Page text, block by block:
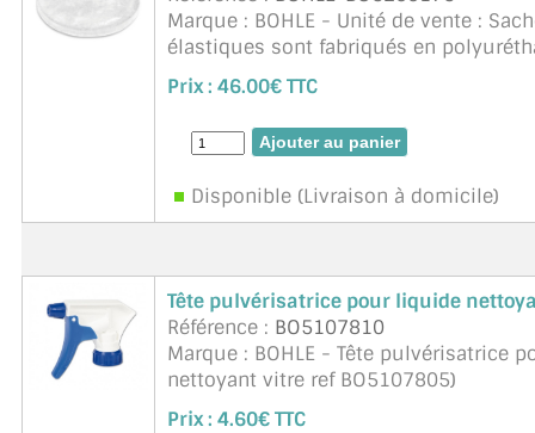
Marque : BOHLE - Unité de vente :
élastiques sont fabriqués en
stabilisateurs UV de haute qualité, av
Prix : 46.00€ TTC
Disponible (Livraison à domicile)
Tête pulvérisatrice pour liquide
Référence : BO5107810
Marque : BOHLE - Tête pulvérisatrice
nettoyant vitre ref BO5107805)
Prix : 4.60€ TTC